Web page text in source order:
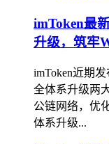
imToken最
升级，筑牢
imToken近期
全体系升级两
公链网络，优
体系升级...